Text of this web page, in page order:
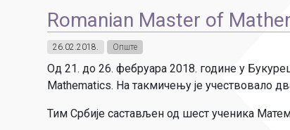
Romanian Master of
26.02.2018. Опште
Од 21. до 26. фебруара 2018. године у
Mathematics. На такмичењу је учествовало
Тим Србије састављен од шест ученика